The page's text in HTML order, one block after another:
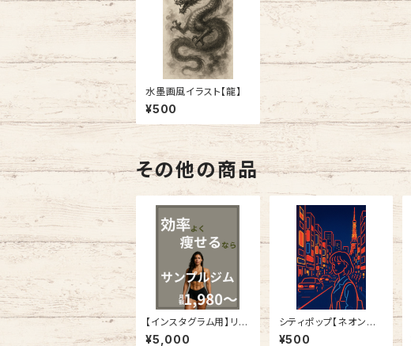
水墨画風イラスト【龍】
¥500
その他の商品
【インスタグラム用】リー
ル投稿用５ページ、サン
¥5,000
シティポップ【ネオン東
京】
¥500